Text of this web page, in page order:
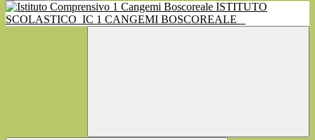
ISTITUTO
SCOLASTICO IC 1 CANGEMI BOSCOREALE